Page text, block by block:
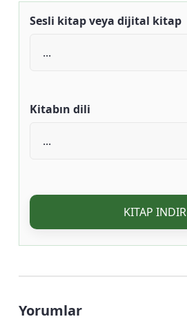
Sesli kitap veya dijital kitap
Kitabın dili
KITAP INDIR
Yorumlar